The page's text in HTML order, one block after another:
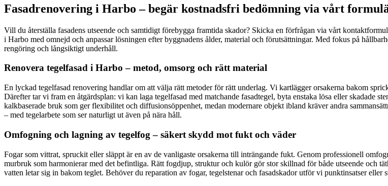
Fasadrenovering i Harbo – begär kostnadsfri bedömning via vårt
Vill du återställa fasadens utseende och samtidigt förebygga framtida skador? Skicka en förfrågan via vårt
i Harbo med omnejd och anpassar lösningen efter byggnadens ålder, material och förutsättningar. Med fokus på
rengöring och långsiktigt underhåll.
Renovera tegelfasad i Harbo – metod, omsorg och rätt material
En lyckad tegelfasad renovering handlar om att välja rätt metoder för rätt underlag. Vi kartlägger orsakerna bakom
Därefter tar vi fram en åtgärdsplan: vi kan laga tegelfasad med matchande fasadtegel, byta enstaka lösa eller skadade
kalkbaserade bruk som ger flexibilitet och diffusionsöppenhet, medan modernare objekt ibland kräver andra
– med tegelarbete som ser naturligt ut även på nära håll.
Omfogning och lagning av tegelfog – säkert skydd mot fukt och väder
Fogar som vittrat, spruckit eller släppt är en av de vanligaste orsakerna till inträngande fukt. Genom professionell
murbruk som harmonierar med det befintliga. Rätt fogdjup, struktur och kulör gör stor skillnad för både utseende och
vatten letar sig in bakom teglet. Behöver du reparation av fogar, tegelstenar och fasadskador utför vi punktinsatser